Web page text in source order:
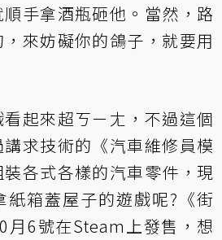
手拿酒瓶砸他。當然，路
來妨礙你的鴿子，就要用
起來超ㄎㄧㄤ，不過這個
求技術的《汽車維修員模
各式各樣的汽車零件，現
紙箱蓋屋子的遊戲呢?《街
月6號在Steam上發售，想